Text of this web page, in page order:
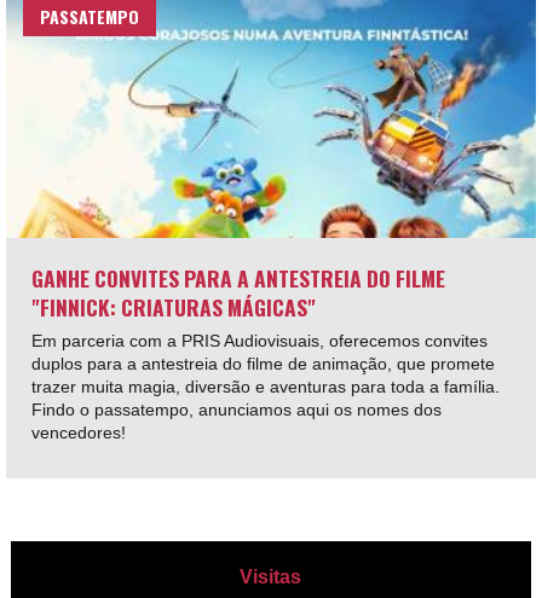
PASSATEMPO
GANHE CONVITES PARA A ANTESTREIA DO FILME
"FINNICK: CRIATURAS MÁGICAS"
Em parceria com a PRIS Audiovisuais, oferecemos convites
duplos para a antestreia do filme de animação, que promete
trazer muita magia, diversão e aventuras para toda a família.
Findo o passatempo, anunciamos aqui os nomes dos
vencedores!
Visitas